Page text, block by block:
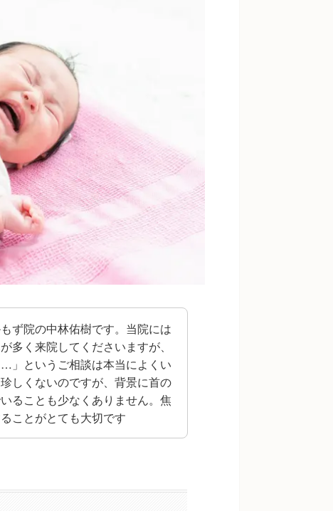
ず院の中林佑樹です。当院には
多く来院してくださいますが、
」というご相談は本当によくい
しくないのですが、背景に首の
ることも少なくありません。焦
ことがとても大切です